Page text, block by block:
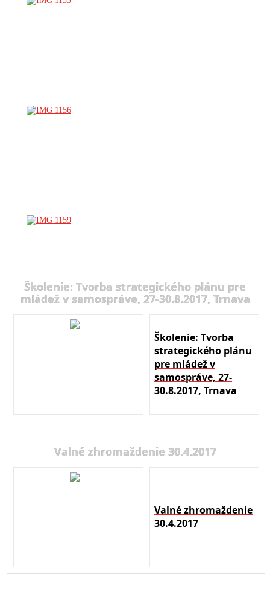
Školenie: Tvorba strategického plánu pre
mládež v samospráve, 27-30.8.2017, Trnava
Školenie: Tvorba
strategického plánu
pre mládež v
samospráve, 27-
30.8.2017, Trnava
Valné zhromaždenie 30.4.2017
Valné zhromaždenie
30.4.2017